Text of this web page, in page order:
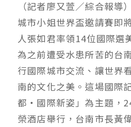
（記者廖又萱／綜合報導
城市小姐世界盃邀請賽即
人張如君率領14位國際選
為之前遭受水患所苦的台
行國際城市交流、讓世界
南的文化之美。這場國際
都·國際新姿」為主題，
榮酒店舉行，台南市長黃